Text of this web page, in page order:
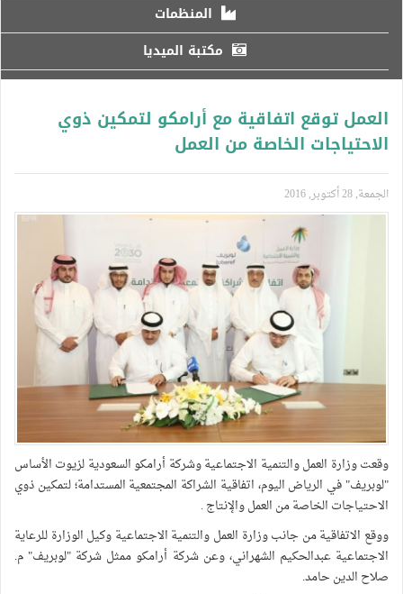
المنظمات
مكتبة الميديا
العمل توقع اتفاقية مع أرامكو لتمكين ذوي
الاحتياجات الخاصة من العمل
الجمعة, 28 أكتوبر, 2016
وقعت وزارة العمل والتنمية الاجتماعية وشركة أرامكو السعودية لزيوت الأساس
"لوبريف" في الرياض اليوم، اتفاقية الشراكة المجتمعية المستدامة؛ لتمكين ذوي
الاحتياجات الخاصة من العمل والإنتاج .
ووقع الاتفاقية من جانب وزارة العمل والتنمية الاجتماعية وكيل الوزارة للرعاية
الاجتماعية عبدالحكيم الشهراني، وعن شركة أرامكو ممثل شركة "لوبريف" م.
صلاح الدين حامد.